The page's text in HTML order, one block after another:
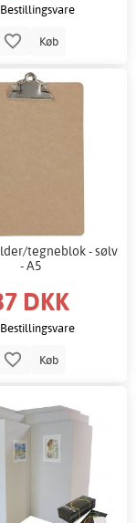
Bestillingsvare
Køb
tegneblok - sølv
- A5
DKK
Bestillingsvare
Køb